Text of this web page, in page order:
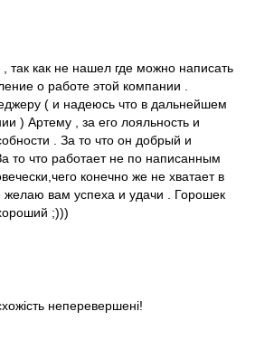
так как не нашел где можно написать
о работе этой компании .
( и надеюсь что в дальнейшем
) Артему , за его лояльность и
. За то что он добрый и
то что работает не по написанным
конечно же не хватает в
вам успеха и удачи . Горошек
;)))
неперевершені!